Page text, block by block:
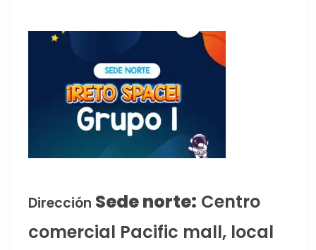
Dirección Sede norte: Centro
comercial Pacific mall, local